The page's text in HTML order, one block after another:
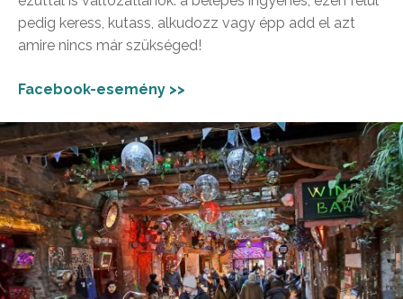
pedig keress, kutass, alkudozz vagy épp add el azt
amire nincs már szükséged!
Facebook-esemény >>